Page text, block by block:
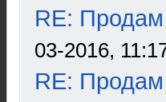
RE: Продам
03-2016,
RE: Продам